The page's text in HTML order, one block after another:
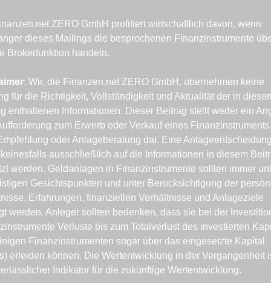
ZERO GmbH profitiert wirtschaftlich davon, wenn
dieses Mailings die besprochenen Finanzinstrumente
Brokerfunktion handeln.
: Wir, die Finanzen.net ZERO GmbH, übernehmen keine
für die Richtigkeit, Vollständigkeit und Aktualität der in
enthaltenen Informationen. Dieser Beitrag stellt weder ein
zum Erwerb oder Verkauf eines
oder Anlageberatung dar. Eine
ausschließlich auf die Informationen in diesem
werden. Geldanlagen in Finanzinstrumente sollten immer
Gesichtspunkten und unter Berücksichtigung der
Erfahrungen, finanziellen Verhältnisse und Anlageziele
werden. Anleger sollten bedenken, dass sie bei der
Verluste bis zum Totalverlust des investierten
Finanzinstrumenten sogar über das eingesetzte Kapital
erleiden können. Die Wertentwicklung in der Vergangenheit
Indikator für die zukünftige Wertentwicklung.